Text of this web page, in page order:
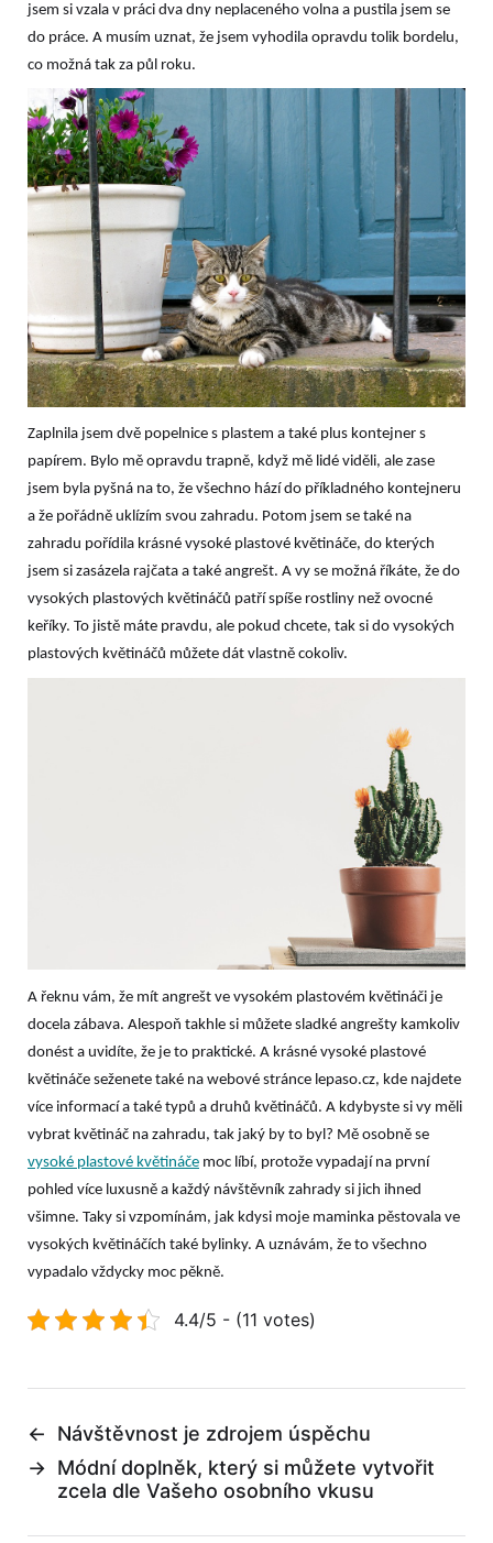
jsem si vzala v práci dva dny neplaceného volna a pustila jsem se
do práce. A musím uznat, že jsem vyhodila opravdu tolik bordelu,
co možná tak za půl roku.
Zaplnila jsem dvě popelnice s plastem a také plus kontejner s
papírem. Bylo mě opravdu trapně, když mě lidé viděli, ale zase
jsem byla pyšná na to, že všechno hází do příkladného kontejneru
a že pořádně uklízím svou zahradu. Potom jsem se také na
zahradu pořídila krásné vysoké plastové květináče, do kterých
jsem si zasázela rajčata a také angrešt. A vy se možná říkáte, že do
vysokých plastových květináčů patří spíše rostliny než ovocné
keříky. To jistě máte pravdu, ale pokud chcete, tak si do vysokých
plastových květináčů můžete dát vlastně cokoliv.
A řeknu vám, že mít angrešt ve vysokém plastovém květináči je
docela zábava. Alespoň takhle si můžete sladké angrešty kamkoliv
donést a uvidíte, že je to praktické. A krásné vysoké plastové
květináče seženete také na webové stránce lepaso.cz, kde najdete
více informací a také typů a druhů květináčů. A kdybyste si vy měli
vybrat květináč na zahradu, tak jaký by to byl? Mě osobně se
vysoké plastové květináče moc líbí, protože vypadají na první
pohled více luxusně a každý návštěvník zahrady si jich ihned
všimne. Taky si vzpomínám, jak kdysi moje maminka pěstovala ve
vysokých květináčích také bylinky. A uznávám, že to všechno
vypadalo vždycky moc pěkně.
4.4/5 - (11 votes)
←
Návštěvnost je zdrojem úspěchu
→ Módní doplněk, který si můžete vytvořit
zcela dle Vašeho osobního vkusu